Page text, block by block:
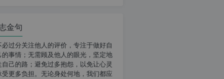
金句
必过分关注他人的评价，专注于做好自
的事情；无需顾及他人的眼光，坚定地
自己的路；避免过多抱怨，以免让心灵
受更多负担。无论身处何地，我们都应